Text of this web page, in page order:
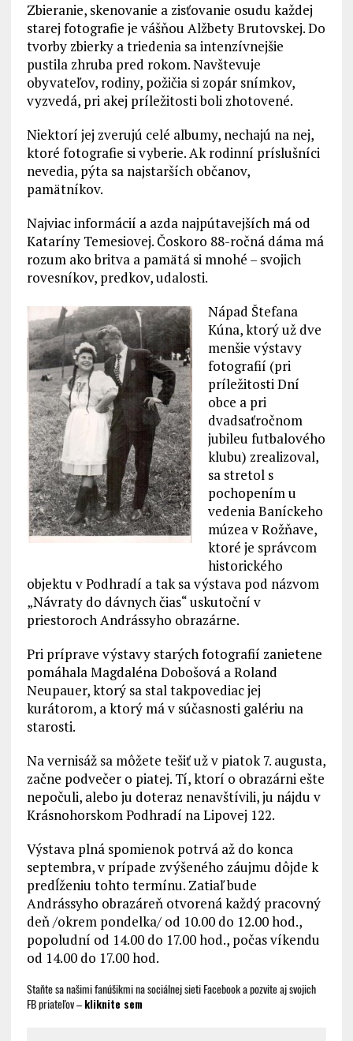
Zbieranie, skenovanie a zisťovanie osudu každej
starej fotografie je vášňou Alžbety Brutovskej. Do
tvorby zbierky a triedenia sa intenzívnejšie
pustila zhruba pred rokom. Navštevuje
obyvateľov, rodiny, požičia si zopár snímkov,
vyzvedá, pri akej príležitosti boli zhotovené.
Niektorí jej zverujú celé albumy, nechajú na nej,
ktoré fotografie si vyberie. Ak rodinní príslušníci
nevedia, pýta sa najstarších občanov,
pamätníkov.
Najviac informácií a azda najpútavejších má od
Kataríny Temesiovej. Čoskoro 88-ročná dáma má
rozum ako britva a pamätá si mnohé – svojich
rovesníkov, predkov, udalosti.
Nápad Štefana
Kúna, ktorý už dve
menšie výstavy
fotografií (pri
príležitosti Dní
obce a pri
dvadsaťročnom
jubileu futbalového
klubu) zrealizoval,
sa stretol s
pochopením u
vedenia Baníckeho
múzea v Rožňave,
ktoré je správcom
historického
objektu v Podhradí a tak sa výstava pod názvom
„Návraty do dávnych čias“ uskutoční v
priestoroch Andrássyho obrazárne.
Pri príprave výstavy starých fotografií zanietene
pomáhala Magdaléna Dobošová a Roland
Neupauer, ktorý sa stal takpovediac jej
kurátorom, a ktorý má v súčasnosti galériu na
starosti.
Na vernisáž sa môžete tešiť už v piatok 7. augusta,
začne podvečer o piatej. Tí, ktorí o obrazárni ešte
nepočuli, alebo ju doteraz nenavštívili, ju nájdu v
Krásnohorskom Podhradí na Lipovej 122.
Výstava plná spomienok potrvá až do konca
septembra, v prípade zvýšeného záujmu dôjde k
predĺženiu tohto termínu. Zatiaľ bude
Andrássyho obrazáreň otvorená každý pracovný
deň /okrem pondelka/ od 10.00 do 12.00 hod.,
popoludní od 14.00 do 17.00 hod., počas víkendu
od 14.00 do 17.00 hod.
Staňte sa našimi fanúšikmi na sociálnej sieti Facebook a pozvite aj svojich
FB priateľov – kliknite sem